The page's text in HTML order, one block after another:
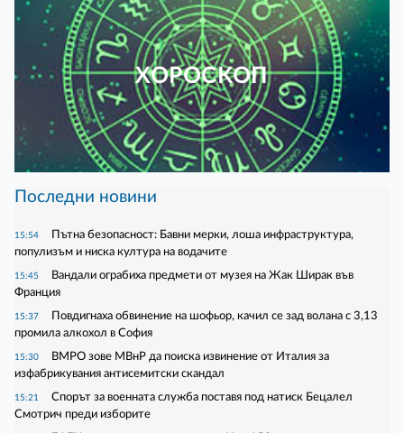
ХОРОСКОП
Последни новини
15:54
Пътна безопасност: Бавни мерки, лоша инфраструктура,
популизъм и ниска култура на водачите
15:45
Вандали ограбиха предмети от музея на Жак Ширак във
Франция
15:37
Повдигнаха обвинение на шофьор, качил се зад волана с 3,13
промила алкохол в София
15:30
ВМРО зове МВнР да поиска извинение от Италия за
изфабрикувания антисемитски скандал
15:21
Спорът за военната служба поставя под натиск Бецалел
Смотрич преди изборите